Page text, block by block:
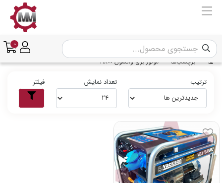
0
برچسب‌ها موتور برق واکسون 19800
ترتیب تعداد نمایش فیلتر